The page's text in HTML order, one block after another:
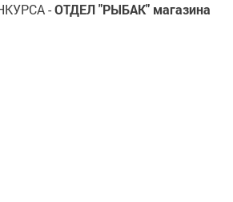
-ОТДЕЛ "РЫБАК" магазина